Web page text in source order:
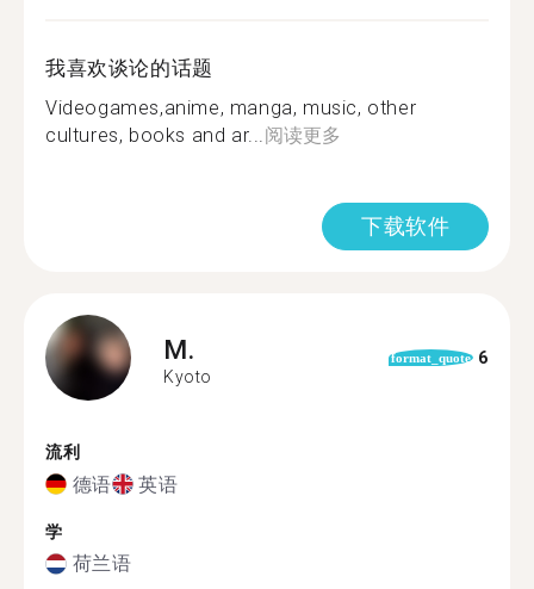
我喜欢谈论的话题
Videogames,anime, manga, music, other
cultures, books and ar...阅读更多
下载软件
M.
Kyoto
format_quote 6
流利
德语 英语
学
荷兰语